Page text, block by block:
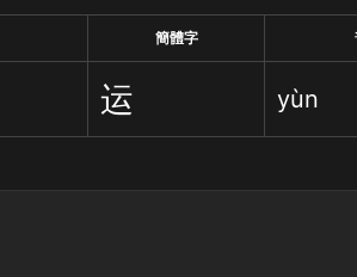
簡體字
运 yùn